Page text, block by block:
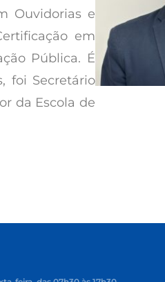
Ouvidorias e
em
Pública. É
foi Secretário
da Escola de